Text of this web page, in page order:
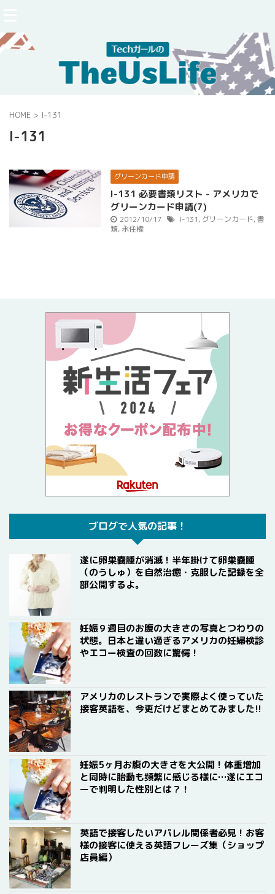
HOME > I-131
I-131
グリーンカード申請
I-131 必要書類リスト - アメリカで
グリーンカード申請(7)
2012/10/17 I-131, グリーンカード,書
類, 永住権
ブログで人気の記事！
遂に卵巣嚢腫が消滅！半年掛けて卵巣嚢腫
（のうしゅ）を自然治癒・克服した記録を全
部公開するよ。
妊娠９週目のお腹の大きさの写真とつわりの
状態。日本と違い過ぎるアメリカの妊婦検診
やエコー検査の回数に驚愕！
アメリカのレストランで実際よく使っていた
接客英語を、今更だけどまとめてみました!!
妊娠5ヶ月お腹の大きさを大公開！体重増加
と同時に胎動も頻繁に感じる様に…遂にエコ
ーで判明した性別とは？！
英語で接客したいアパレル関係者必見！お客
様の接客に使える英語フレーズ集（ショップ
店員編）